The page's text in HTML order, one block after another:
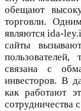
обещают
торговли.
являются ida-
сайты
связана с
инвесторов. В
как работают
сотрудничества